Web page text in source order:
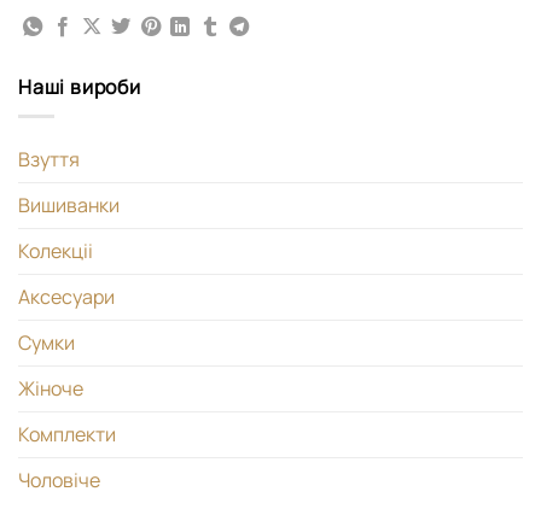
Наші вироби
Взуття
Вишиванки
Колекціі
Аксесуари
Сумки
Жіноче
Комплекти
Чоловіче